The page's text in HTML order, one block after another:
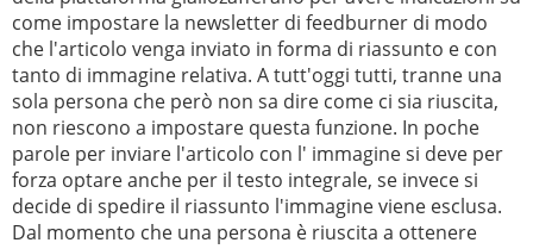
come impostare la newsletter di feedburner di modo
che l'articolo venga inviato in forma di riassunto e con
tanto di immagine relativa. A tutt'oggi tutti, tranne una
sola persona che però non sa dire come ci sia riuscita,
non riescono a impostare questa funzione. In poche
parole per inviare l'articolo con l' immagine si deve per
forza optare anche per il testo integrale, se invece si
decide di spedire il riassunto l'immagine viene esclusa.
Dal momento che una persona è riuscita a ottenere